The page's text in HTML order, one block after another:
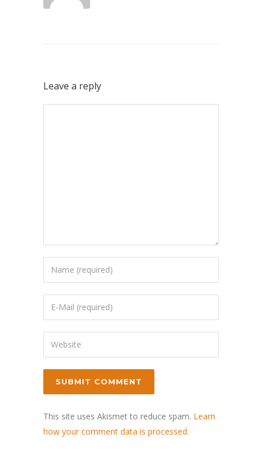
Leave a reply
This site uses Akismet to reduce spam. Learn
how your comment data is processed.